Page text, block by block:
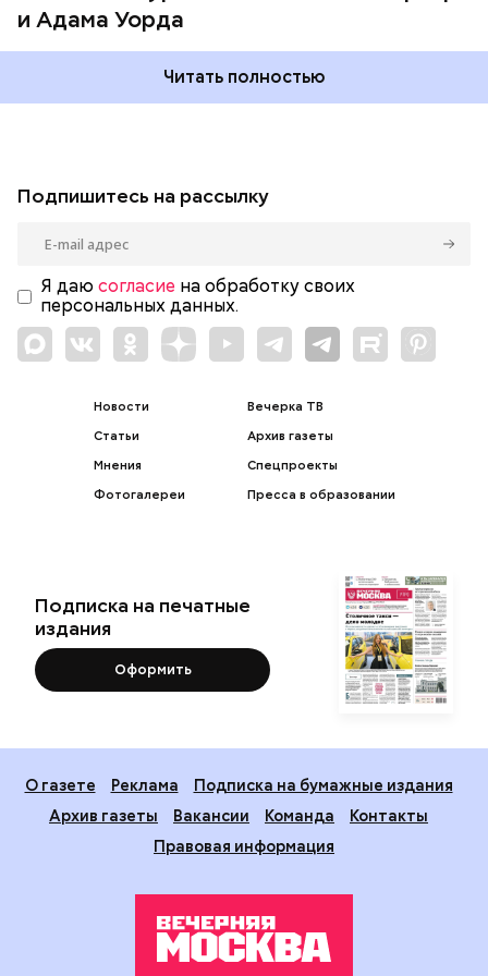
и Адама Уорда
Читать полностью
Подпишитесь на рассылку
Я даю согласие на обработку своих
персональных данных.
Новости
Статьи
Мнения
Фотогалереи
Вечерка ТВ
Архив газеты
Спецпроекты
Пресса в образовании
Подписка на печатные
издания
Оформить
О газете Реклама
Подписка на бумажные издания
Архив газеты
Вакансии Команда
Контакты
Правовая информация